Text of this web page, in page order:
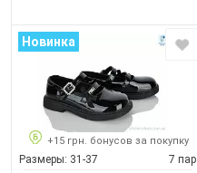
Новинка
+15 грн. бонусов за покупку
Размеры: 31-37 7 пар